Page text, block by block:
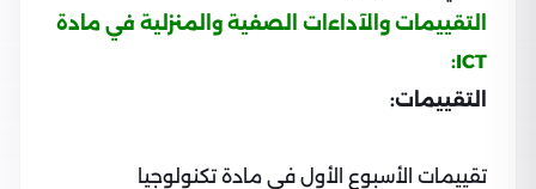
التقييمات والآداءات الصفية والمنزلية في مادة
ICT:
التقييمات:
تقييمات الأسبوع الأول في مادة تكنولوجيا